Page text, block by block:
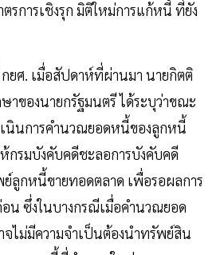
รการเชิงรุก มิติใหม่การแก้หนี้ ที่ยัง
ยศ. เมื่อสัปดาห์ที่ผ่านมา นายกิตติ
าของนายกรัฐมนตรี ได้ระบุว่าขณะ
เนินการคำนวณยอดหนี้ของลูกหนี้
กรมบังคับคดีชะลอการบังคับคดี
ลูกหนี้ขายทอดตลาด เพื่อรอผลการ
น ซึ่งในบางกรณีเมื่อคำนวณยอด
ไม่มีความจำเป็นต้องนำทรัพย์สิน